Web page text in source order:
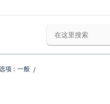
项：一般